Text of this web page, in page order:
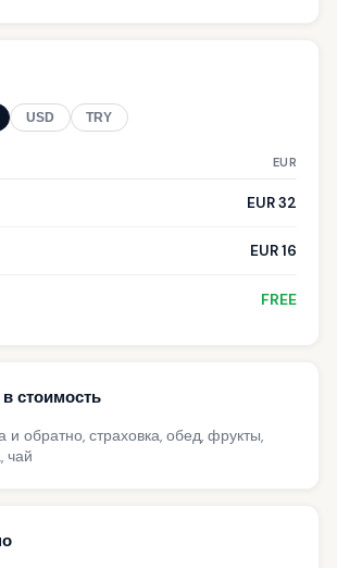
USD TRY
EUR
EUR 32
EUR 16
FREE
стоимость
и обратно, страховка, обед, фрукты,
чай